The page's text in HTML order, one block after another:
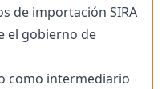
de importación SIRA
el gobierno de
como intermediario